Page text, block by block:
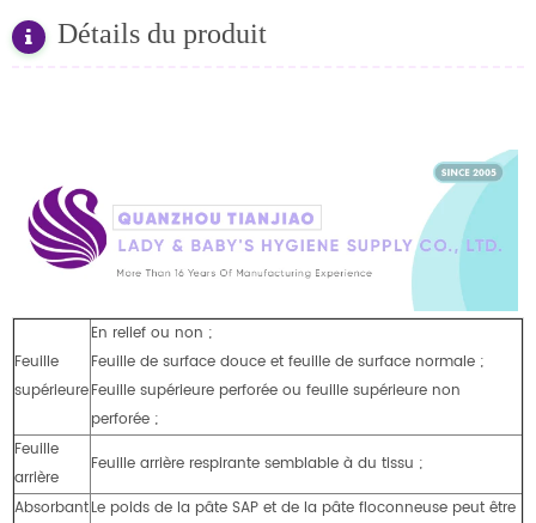
Détails du produit
Feuille
supérieure
En relief ou non ;
Feuille de surface douce et feuille de surface normale ;
Feuille supérieure perforée ou feuille supérieure non
perforée ;
Feuille
arrière
Feuille arrière respirante semblable à du tissu ;
AbsorbantLe poids de la pâte SAP et de la pâte floconneuse peut être